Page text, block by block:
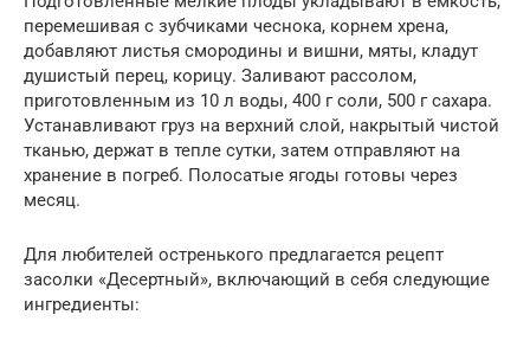
перемешивая с зубчиками чеснока, корнем хрена,
добавляют листья смородины и вишни, мяты, кладут
душистый перец, корицу. Заливают рассолом,
приготовленным из 10 л воды, 400 г соли, 500 г сахара.
Устанавливают груз на верхний слой, накрытый чистой
тканью, держат в тепле сутки, затем отправляют на
хранение в погреб. Полосатые ягоды готовы через
месяц.
Для любителей остренького предлагается рецепт
засолки «Десертный», включающий в себя следующие
ингредиенты: